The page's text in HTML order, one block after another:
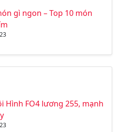
gì ngon – Top 10 món
Hình FO4 lương 255, mạnh